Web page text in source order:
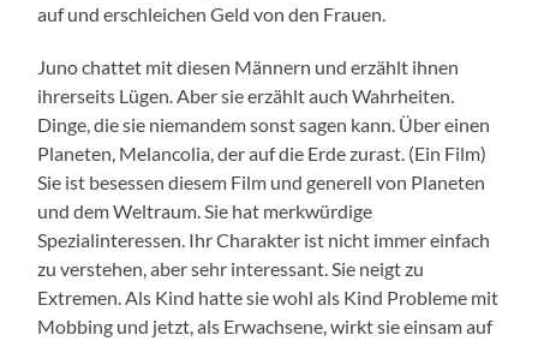
auf und erschleichen Geld von den Frauen.
Juno chattet mit diesen Männern und erzählt ihnen
ihrerseits Lügen. Aber sie erzählt auch Wahrheiten.
Dinge, die sie niemandem sonst sagen kann. Über einen
Planeten, Melancolia, der auf die Erde zurast. (Ein Film)
Sie ist besessen diesem Film und generell von Planeten
und dem Weltraum. Sie hat merkwürdige
Spezialinteressen. Ihr Charakter ist nicht immer einfach
zu verstehen, aber sehr interessant. Sie neigt zu
Extremen. Als Kind hatte sie wohl als Kind Probleme mit
Mobbing und jetzt, als Erwachsene, wirkt sie einsam auf